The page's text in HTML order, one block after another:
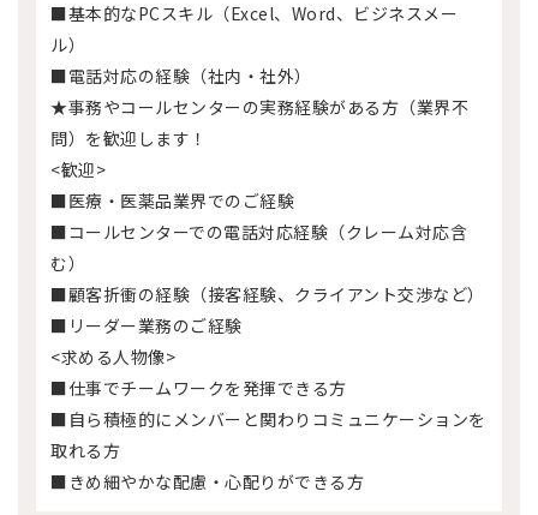
■基本的なPCスキル（Excel、Word、ビジネスメー
ル）
■電話対応の経験（社内・社外）
★事務やコールセンターの実務経験がある方（業界不
問）を歓迎します！
<歓迎>
■医療・医薬品業界でのご経験
■コールセンターでの電話対応経験（クレーム対応含
む）
■顧客折衝の経験（接客経験、クライアント交渉など）
■リーダー業務のご経験
<求める人物像>
■仕事でチームワークを発揮できる方
■自ら積極的にメンバーと関わりコミュニケーションを
取れる方
■きめ細やかな配慮・心配りができる方